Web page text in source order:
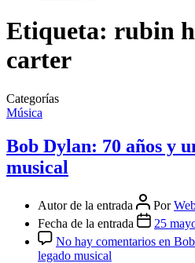
Etiqueta: rubin
carter
Categorías
Música
Bob Dylan: 70 años y
musical
Autor de la entrada Por
Fecha de la entrada
25
No hay comentarios en
legado musical